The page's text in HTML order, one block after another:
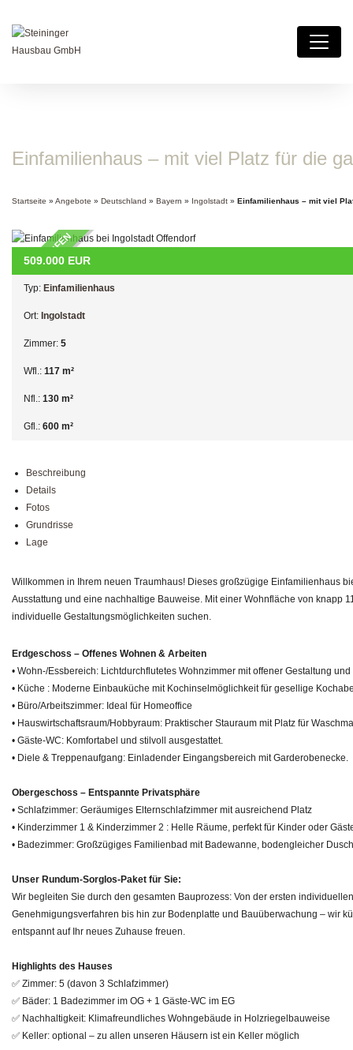
Einfamilienhaus – mit viel Platz für die
Startseite » Angebote » Deutschland » Bayern » Ingolstadt » Einfamilienhaus – mit viel
ZU VERKAUFEN
509.000 EUR
Typ: Einfamilienhaus
Ort: Ingolstadt
Zimmer: 5
Wfl.: 117 m²
Nfl.: 130 m²
Gfl.: 600 m²
Beschreibung
Details
Fotos
Grundrisse
Lage
Willkommen in Ihrem neuen Traumhaus! Dieses großzügige Einfamilienhaus
Ausstattung und eine nachhaltige Bauweise. Mit einer Wohnfläche von knapp
individuelle Gestaltungsmöglichkeiten suchen.
Erdgeschoss – Offenes Wohnen & Arbeiten
• Wohn-/Essbereich: Lichtdurchflutetes Wohnzimmer mit offener Gestaltung
• Küche : Moderne Einbauküche mit Kochinselmöglichkeit für gesellige
• Büro/Arbeitszimmer: Ideal für Homeoffice
• Hauswirtschaftsraum/Hobbyraum: Praktischer Stauraum mit Platz für
• Gäste-WC: Komfortabel und stilvoll ausgestattet.
• Diele & Treppenaufgang: Einladender Eingangsbereich mit Garderobenecke.
Obergeschoss – Entspannte Privatsphäre
• Schlafzimmer: Geräumiges Elternschlafzimmer mit ausreichend Platz
• Kinderzimmer 1 & Kinderzimmer 2 : Helle Räume, perfekt für Kinder oder
• Badezimmer: Großzügiges Familienbad mit Badewanne, bodengleicher
Unser Rundum-Sorglos-Paket für Sie:
Wir begleiten Sie durch den gesamten Bauprozess: Von der ersten
Genehmigungsverfahren bis hin zur Bodenplatte und Bauüberwachung – wir
entspannt auf Ihr neues Zuhause freuen.
Highlights des Hauses
✅ Zimmer: 5 (davon 3 Schlafzimmer)
✅ Bäder: 1 Badezimmer im OG + 1 Gäste-WC im EG
✅ Nachhaltigkeit: Klimafreundliches Wohngebäude in Holzriegelbauweise
✅ Keller: optional – zu allen unseren Häusern ist ein Keller möglich